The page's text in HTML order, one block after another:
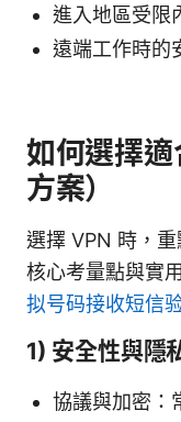
進入地區受限
遠端工作時的
如何選擇
方案）
選擇 VPN 時，
核心考量點與實
拟号码接收短信
1) 安全性與隱
協議與加密：